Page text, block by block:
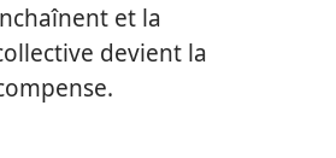
et la
devient la